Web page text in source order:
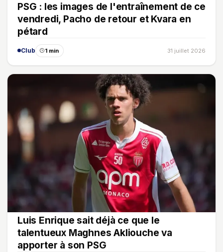
PSG : les images de l'entraînement de ce
vendredi, Pacho de retour et Kvara en
pétard
Club 1 min 31 juillet 2026
Luis Enrique sait déjà ce que le
talentueux Maghnes Akliouche va
apporter à son PSG